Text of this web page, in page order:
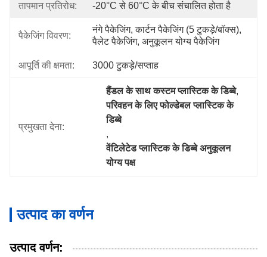
तापमान प्रतिरोध: -20°C से 60°C के बीच संचालित होता है
पैकेजिंग विवरण:
नंगे पैकेजिंग, कार्टन पैकेजिंग (5 टुकड़े/बॉक्स),
पैलेट पैकेजिंग, अनुकूलन योग्य पैकेजिंग
आपूर्ति की क्षमता: 3000 टुकड़े/सप्ताह
प्रमुखता देना:
हैंडल के साथ कस्टम प्लास्टिक के डिब्बे,
परिवहन के लिए फोल्डेबल प्लास्टिक के
डिब्बे
,
वेंटिलेटेड प्लास्टिक के डिब्बे अनुकूलन
योग्य पक्ष
उत्पाद का वर्णन
उत्पाद वर्णन: